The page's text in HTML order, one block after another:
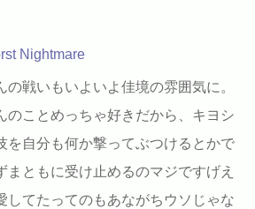
Nightmare
の戦いもいよいよ佳境の雰囲気に。
のことめっちゃ好きだから、キヨシ
を自分も何か撃ってぶつけるとかで
まともに受け止めるのマジですげえ
てたってのもあながちウソじゃな